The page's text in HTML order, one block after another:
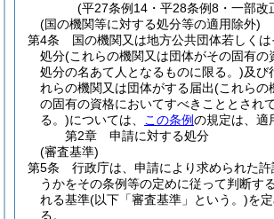
(平27条例14・平28条例8・一部改
(国の機関等に対する処分等の適用除外)
第4条
国の機関又は地方公共団体若しく
処分(これらの機関又は団体がその固有の
処分の名あて人となるものに限る。)及び
れらの機関又は団体がする届出(これらの
の固有の資格においてすべきこととされ
る。)については、 この条例の規定は、適
第2章
申請に対する処分
(審査基準)
第5条
行政庁は、申請により求められた
うかをその条例等の定めに従って判断す
れる基準(以下「審査基準」という。)を
る。